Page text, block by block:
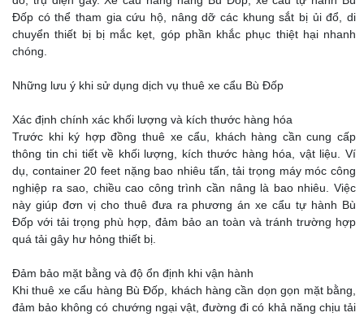
Đốp có thể tham gia cứu hộ, nâng dỡ các khung sắt bị ủi đổ, di
chuyển thiết bị bị mắc kẹt, góp phần khắc phục thiệt hại nhanh
chóng.
Những lưu ý khi sử dụng dịch vụ thuê xe cẩu Bù Đốp
Xác định chính xác khối lượng và kích thước hàng hóa
Trước khi ký hợp đồng thuê xe cẩu, khách hàng cần cung cấp
thông tin chi tiết về khối lượng, kích thước hàng hóa, vật liệu. Ví
dụ, container 20 feet nặng bao nhiêu tấn, tải trọng máy móc công
nghiệp ra sao, chiều cao công trình cần nâng là bao nhiêu. Việc
này giúp đơn vị cho thuê đưa ra phương án xe cẩu tự hành Bù
Đốp với tải trọng phù hợp, đảm bảo an toàn và tránh trường hợp
quá tải gây hư hỏng thiết bị.
Đảm bảo mặt bằng và độ ổn định khi vận hành
Khi thuê xe cẩu hàng Bù Đốp, khách hàng cần dọn gọn mặt bằng,
đảm bảo không có chướng ngại vật, đường đi có khả năng chịu tải